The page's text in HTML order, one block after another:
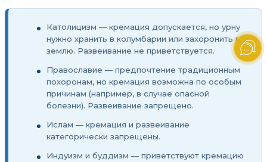
Католицизм — кремация допускается, но урну
нужно хранить в колумбарии или захоронить в
землю. Развеивание не приветствуется.
Православие — предпочтение традиционным
похоронам, но кремация возможна по особым
причинам (например, в случае опасной
болезни). Развеивание запрещено.
Ислам — кремация и развеивание
категорически запрещены.
Индуизм и буддизм — приветствуют кремацию